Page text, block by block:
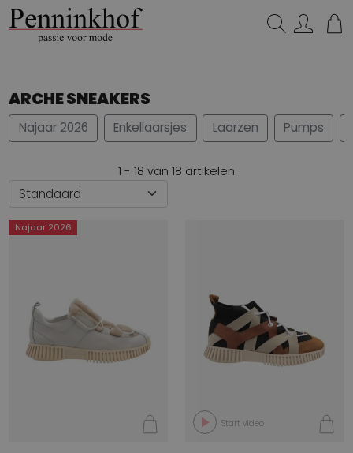
ARCHE SNEAKERS
Najaar 2026 Enkellaarsjes Laarzen Pumps
1 - 18 van 18 artikelen
Najaar 2026
Start video